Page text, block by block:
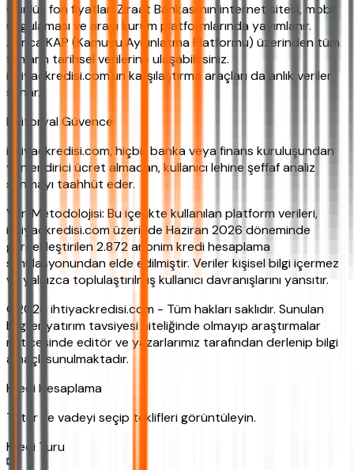
Günlük fon fiyatları Ziraat Bankası'nın internet sitesi, mobil
uygulaması ve aracı kurum platformlarında yayımlanır.
Ayrıca KAP (Kamuyu Aydınlatma Platformu) üzerinden tüm
fonların tarihsel verilerine ulaşabilirsiniz.
ihtiyackredisi.com'un karşılaştırma araçları da anlık veriler
sunar.
Editoryal Güvence
ihtiyackredisi.com, hiçbir banka veya finans kuruluşundan
yönlendirici ücret almadan, kullanıcı lehine şeffaf analiz
sunmayı taahhüt eder.
Veri Metodolojisi: Bu içerikte kullanılan platform verileri,
ihtiyackredisi.com üzerinde Haziran 2026 döneminde
gerçekleştirilen 2.872 anonim kredi hesaplama
simülasyonundan elde edilmiştir. Veriler kişisel bilgi içermez
ve yalnızca toplulaştırılmış kullanıcı davranışlarını yansıtır.
©2026 ihtiyackredisi.com - Tüm hakları saklıdır. Sunulan
bilgiler yatırım tavsiyesi niteliğinde olmayıp araştırmalar
neticesinde editör ve yazarlarımız tarafından derlenip bilgi
amaçlı sunulmaktadır.
Kredi Hesaplama
Tutar ve vadeyi seçip teklifleri görüntüleyin.
Kredi Turu